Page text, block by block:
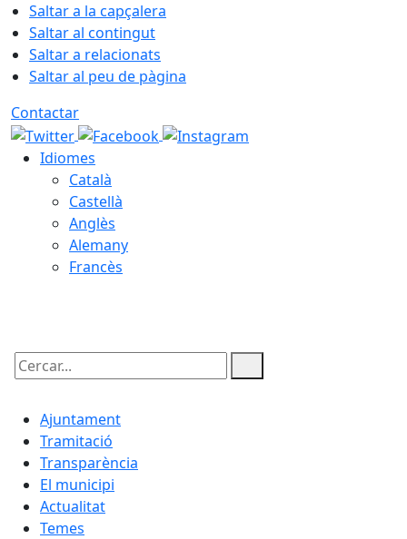
Saltar a la capçalera
Saltar al contingut
Saltar a relacionats
Saltar al peu de pàgina
Contactar
Idiomes
Català
Castellà
Anglès
Alemany
Francès
Cercar:
Ajuntament
Tramitació
Transparència
El municipi
Actualitat
Temes